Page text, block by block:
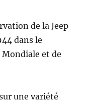
de la Jeep
dans le
Mondiale et de
une variété